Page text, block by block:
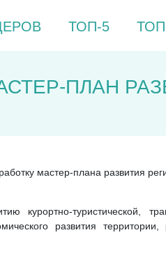
ТОП-5
ПЛАН
мастер-плана развития
курортно-туристической,
развития